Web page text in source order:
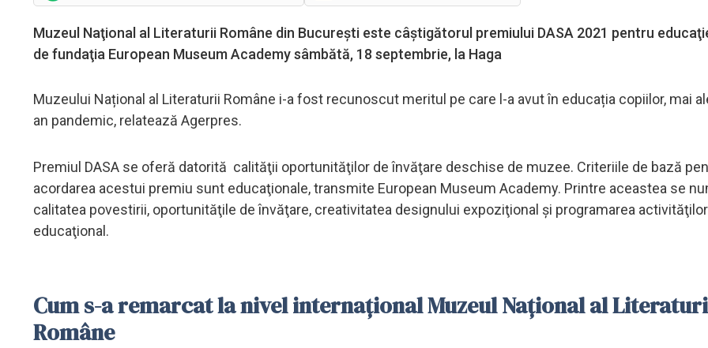
Muzeul Naţional al Literaturii Române din Bucureşti este câștigătorul premiului DASA 2021 pentru
de fundaţia European Museum Academy sâmbătă, 18 septembrie, la Haga
Muzeului Național al Literaturii Române i-a fost recunoscut meritul pe care l-a avut în educația copiilor, mai
an pandemic, relatează Agerpres.
Premiul DASA se oferă datorită calităţii oportunităţilor de învăţare deschise de muzee. Criteriile de bază
acordarea acestui premiu sunt educaţionale, transmite European Museum Academy. Printre aceastea se
calitatea povestirii, oportunităţile de învăţare, creativitatea designului expoziţional şi programarea activităţilor
educaţional.
Cum s-a remarcat la nivel internațional Muzeul Național al
Române